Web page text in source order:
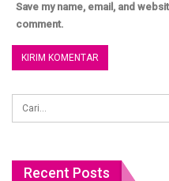
Save my name, email, and
comment.
Recent Posts